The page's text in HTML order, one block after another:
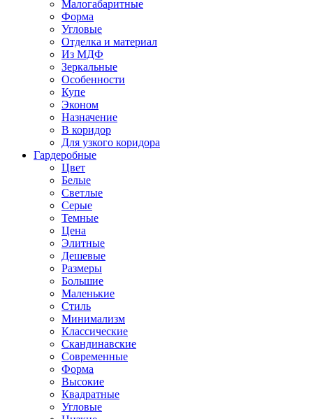
Малогабаритные
Форма
Угловые
Отделка и материал
Из МДФ
Зеркальные
Особенности
Купе
Эконом
Назначение
В коридор
Для узкого коридора
Гардеробные
Цвет
Белые
Светлые
Серые
Темные
Цена
Элитные
Дешевые
Размеры
Большие
Маленькие
Стиль
Минимализм
Классические
Скандинавские
Современные
Форма
Высокие
Квадратные
Угловые